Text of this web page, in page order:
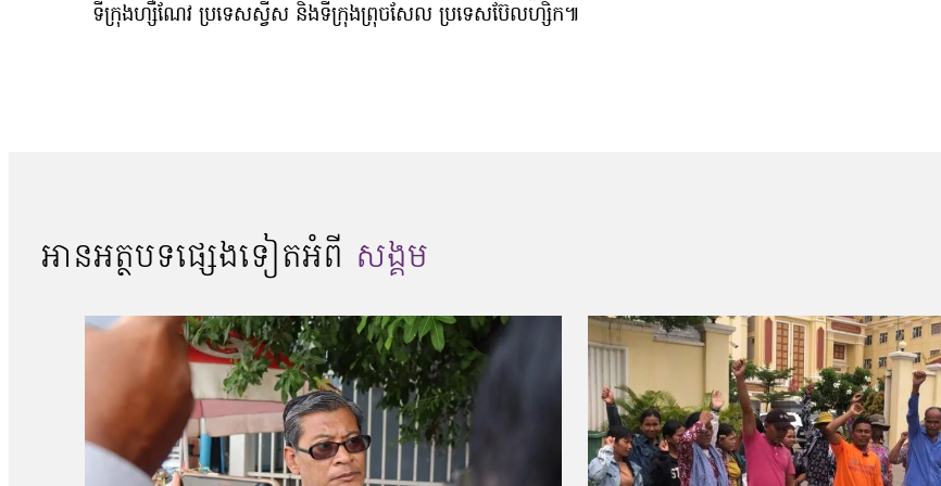
ទីក្រុងហ្សឺណែវ ប្រទេសស្វីស និងទីក្រុងព្រុចសែល ប្រទេសប៊ែលហ្សិក៕
អានអត្ថបទផ្សេងទៀតអំពី សង្គម